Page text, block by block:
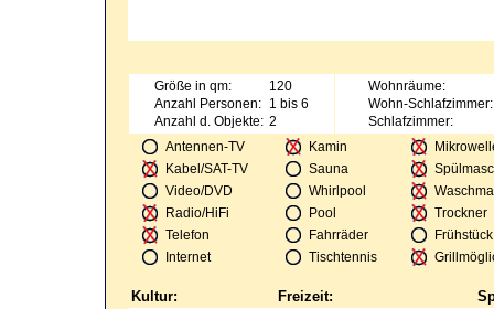
Größe in qm:
120
Anzahl Personen:
1 bis 6
Anzahl d. Objekte: 2
Wohnräume:
Wohn-Schlafzimmer:
Schlafzimmer:
Antennen-TV
Kamin
Kabel/SAT-TV
Sauna
Video/DVD
Whirlpool
Radio/HiFi
Pool
Trockner
Telefon
Fahrräder
Internet
Tischtennis
Kultur: Freizeit: